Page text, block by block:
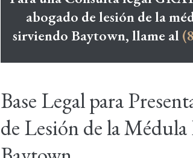
abogado de lesión de la
sirviendo Baytown, llame al
Base Legal para
de Lesión de la